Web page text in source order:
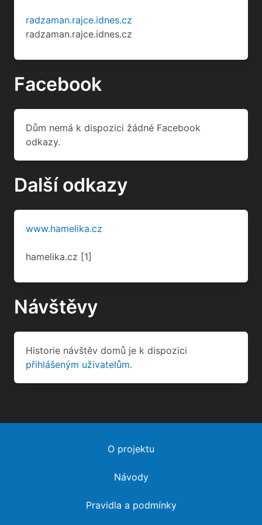
odkazy.
Další odkazy
www.hamelika.cz
hamelika.cz [1]
Návštěvy
přihlášeným uživatelům.
O projektu
Návody
Pravidla a podmínky